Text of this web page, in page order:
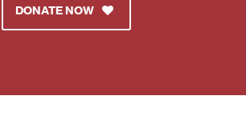
DONATE NOW